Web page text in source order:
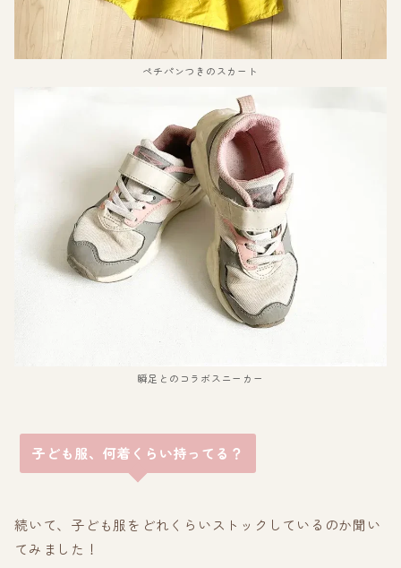
ペチパンつきのスカート
瞬足とのコラボスニーカー
子ども服、何着くらい持ってる？
続いて、子ども服をどれくらいストックしているのか聞い
てみました！